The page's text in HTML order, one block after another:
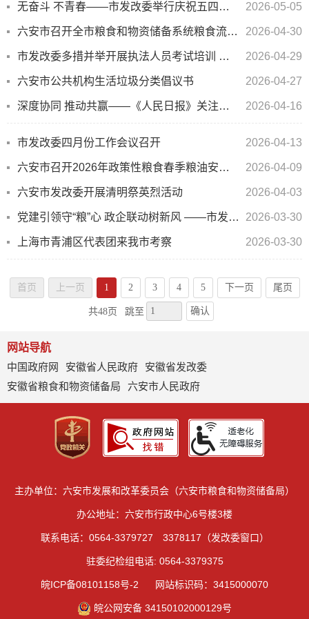
无奋斗 不青春——市发改委举行庆祝五四青年节座谈会 2026-05-05
六安市召开全市粮食和物资储备系统粮食流通监管 “铁拳行动” 暨政策性粮油库存检查工作会议 2026-04-30
市发改委多措并举开展执法人员考试培训 夯实执法基础 2026-04-29
六安市公共机构生活垃圾分类倡议书 2026-04-27
深度协同 推动共赢——《人民日报》关注沪六合作 2026-04-16
市发改委四月份工作会议召开 2026-04-13
六安市召开2026年政策性粮食春季粮油安全大检查动员部署工作会议 2026-04-09
六安市发改委开展清明祭英烈活动 2026-04-03
党建引领守“粮”心 政企联动树新风 ——市发改委与红土地公司联合开展主题党日活动 2026-03-30
上海市青浦区代表团来我市考察 2026-03-30
首页 上一页 1 2 3 4 5 下一页 尾页
共48页 跳至 确认
网站导航
中国政府网
安徽省人民政府
安徽省发改委
安徽省粮食和物资储备局
六安市人民政府
主办单位：六安市发展和改革委员会（六安市粮食和物资储备局）
办公地址：六安市行政中心6号楼3楼
联系电话：0564-3379727 3378117（发改委窗口）
驻委纪检组电话: 0564-3379375
皖ICP备08101158号-2 网站标识码：3415000070
皖公网安备 34150102000129号